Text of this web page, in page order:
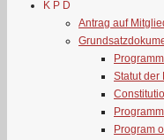
K P D
Antrag auf
Statut der
Program